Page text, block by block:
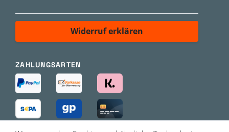
Widerruf erklären
ZAHLUNGSARTEN